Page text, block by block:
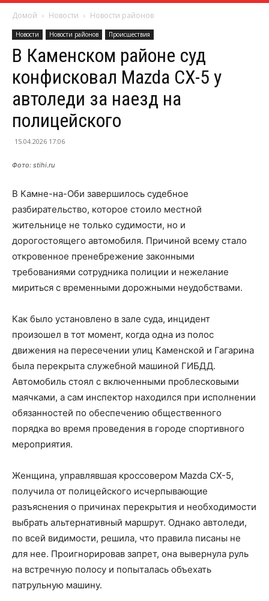
Домой Новости Новости районов
Новости Новости районов Происшествия
В Каменском районе суд
конфисковал Mazda CX-5 у
автоледи за наезд на
полицейского
15.04.2026 17:06
Фото: stihi.ru
В Камне-на-Оби завершилось судебное
разбирательство, которое стоило местной
жительнице не только судимости, но и
дорогостоящего автомобиля. Причиной всему стало
откровенное пренебрежение законными
требованиями сотрудника полиции и нежелание
мириться с временными дорожными неудобствами.
Как было установлено в зале суда, инцидент
произошел в тот момент, когда одна из полос
движения на пересечении улиц Каменской и Гагарина
была перекрыта служебной машиной ГИБДД.
Автомобиль стоял с включенными проблесковыми
маячками, а сам инспектор находился при исполнении
обязанностей по обеспечению общественного
порядка во время проведения в городе спортивного
мероприятия.
Женщина, управлявшая кроссовером Mazda CX-5,
получила от полицейского исчерпывающие
разъяснения о причинах перекрытия и необходимости
выбрать альтернативный маршрут. Однако автоледи,
по всей видимости, решила, что правила писаны не
для нее. Проигнорировав запрет, она вывернула руль
на встречную полосу и попыталась объехать
патрульную машину.